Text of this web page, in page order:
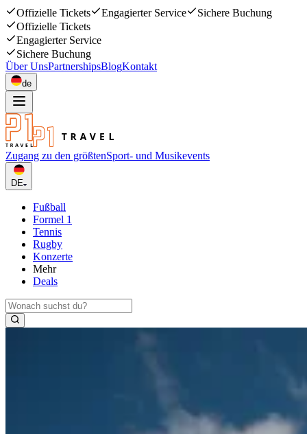
Offizielle Tickets Engagierter Service
Sichere Buchung
Offizielle Tickets
Engagierter Service
Sichere Buchung
Über UnsPartnershipsBlogKontakt
de
Zugang zu den größtenSport- und Musikevents
DE
Fußball
Formel 1
Tennis
Rugby
Konzerte
Mehr
Deals